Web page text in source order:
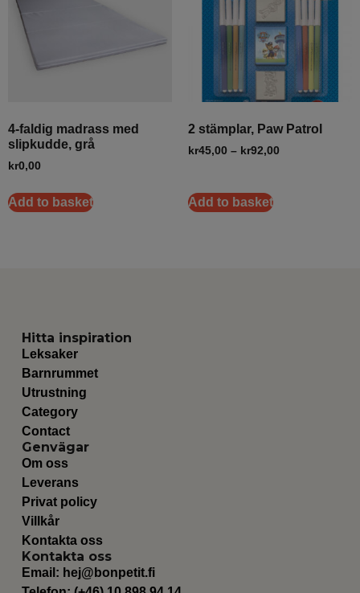
4-faldig madrass med
slipkudde, grå
kr0,00
Add to basket
2 stämplar, Paw Patrol
kr45,00 – kr92,00
Add to basket
Hitta inspiration
Leksaker
Barnrummet
Utrustning
Category
Contact
Genvägar
Om oss
Leverans
Privat policy
Villkår
Kontakta oss
Kontakta oss
Email: hej@bonpetit.fi